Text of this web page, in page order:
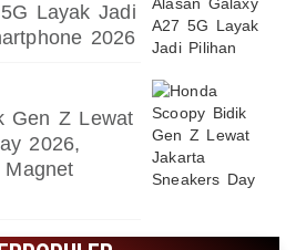
Layak Jadi
2026
Gen Z Lewat
2026,